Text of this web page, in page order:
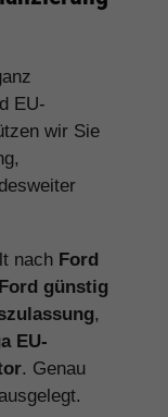
EU-
wir Sie
nach Ford
Ford günstig
,
EU-
. Genau